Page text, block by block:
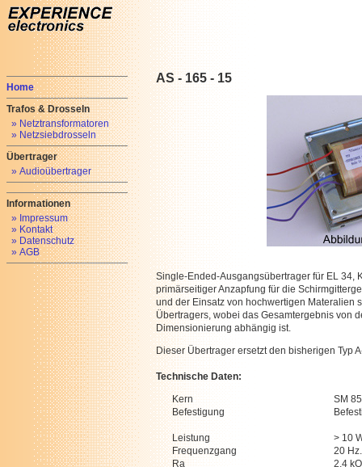
Home
Trafos & Drosseln
» Netztransformatoren
» Netzsiebdrosseln
Übertrager
» Audioübertrager
Informationen
» Impressum
» Kontakt
» Datenschutz
» AGB
AS - 165 - 15
Single-Ended-Ausgangsübertrager für EL 34,
primärseitiger Anzapfung für die
und der Einsatz von hochwertigen Materalien
Übertragers, wobei das Gesamtergebnis von
Dimensionierung abhängig ist.
Dieser Übertrager ersetzt den bisherigen Typ
Technische Daten:
Kern
SM
Befestigung
Leistung
> 10
Frequenzgang
20
Ra
2,4